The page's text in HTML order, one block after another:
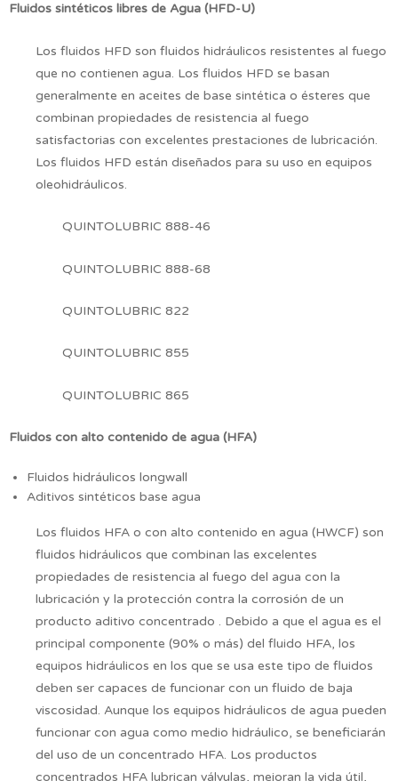
Fluidos sintéticos libres de Agua (HFD-U)
Los fluidos HFD son fluidos hidráulicos resistentes al fuego
que no contienen agua. Los fluidos HFD se basan
generalmente en aceites de base sintética o ésteres que
combinan propiedades de resistencia al fuego
satisfactorias con excelentes prestaciones de lubricación.
Los fluidos HFD están diseñados para su uso en equipos
oleohidráulicos.
QUINTOLUBRIC 888-46
QUINTOLUBRIC 888-68
QUINTOLUBRIC 822
QUINTOLUBRIC 855
QUINTOLUBRIC 865
Fluidos con alto contenido de agua (HFA)
Fluidos hidráulicos longwall
Aditivos sintéticos base agua
Los fluidos HFA o con alto contenido en agua (HWCF) son
fluidos hidráulicos que combinan las excelentes
propiedades de resistencia al fuego del agua con la
lubricación y la protección contra la corrosión de un
producto aditivo concentrado . Debido a que el agua es el
principal componente (90% o más) del fluido HFA, los
equipos hidráulicos en los que se usa este tipo de fluidos
deben ser capaces de funcionar con un fluido de baja
viscosidad. Aunque los equipos hidráulicos de agua pueden
funcionar con agua como medio hidráulico, se beneficiarán
del uso de un concentrado HFA. Los productos
concentrados HFA lubrican válvulas, mejoran la vida útil,